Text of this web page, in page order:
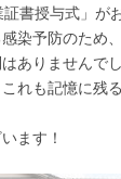
書授与式」が
染予防のため
ありませんで
れも記憶に残
ます！